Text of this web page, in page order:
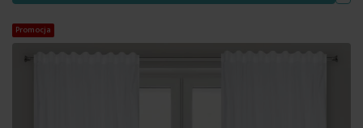
Promocja